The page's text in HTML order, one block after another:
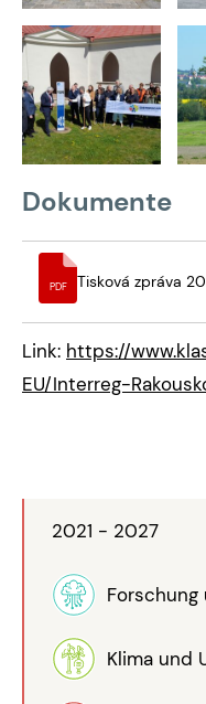
2021 - 2027
Klima und
Dokumente
PDF Tisková zpráva
Link: https://
EU/Interreg-